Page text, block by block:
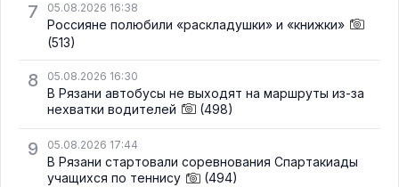
7 05.08.2026 16:38
Россияне полюбили «раскладушки» и «книжки»
(513)
8 05.08.2026 16:30
В Рязани автобусы не выходят на маршруты из-за
нехватки водителей
(498)
9 05.08.2026 17:44
В Рязани стартовали соревнования Спартакиады
учащихся по теннису
(494)